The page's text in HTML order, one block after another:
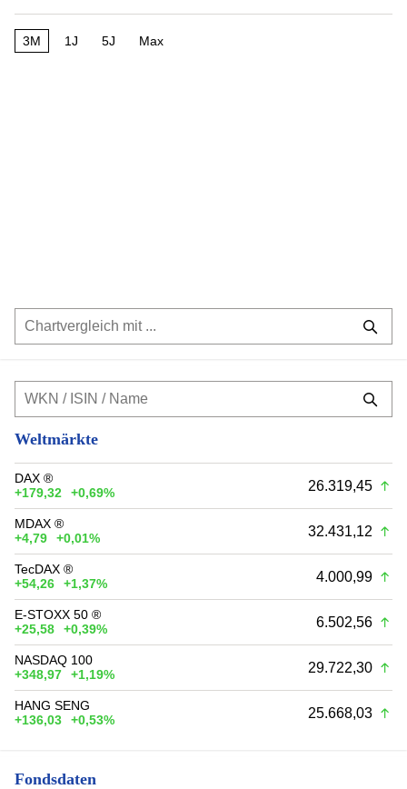
3M 1J 5J Max
Weltmärkte
DAX ®
+179,32
+0,69% 26.319,45
MDAX ®
+4,79
+0,01% 32.431,12
TecDAX ®
+54,26
+1,37% 4.000,99
E-STOXX 50 ®
+25,58
+0,39% 6.502,56
NASDAQ 100
+348,97
+1,19% 29.722,30
HANG SENG
+136,03
+0,53% 25.668,03
Fondsdaten